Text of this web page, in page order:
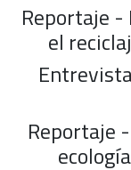
Reportaje -
el
Reportaje